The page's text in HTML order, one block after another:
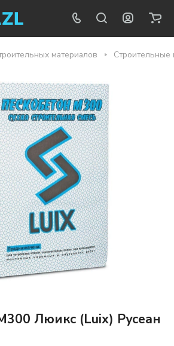
материалов Строительные
Люикс (Luix) Русеан